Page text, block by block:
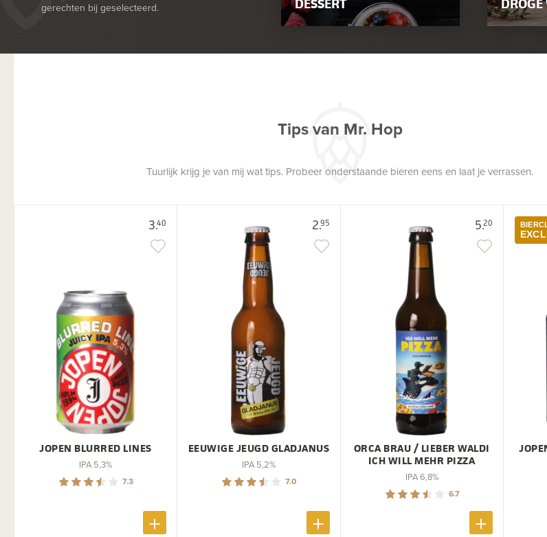
gerechten bij geselecteerd.
Tips van Mr. Hop
Tuurlijk krijg je van mij wat tips. Probeer onderstaande bieren eens en laat je verrassen.
3.40
JOPEN BLURRED LINES
IPA 5,3%
7.3
2.95
EEUWIGE JEUGD GLADJANUS
IPA 5,2%
7.0
5.20
ORCA BRAU / LIEBER WALDI
ICH WILL MEHR PIZZA
IPA 6,8%
6.7